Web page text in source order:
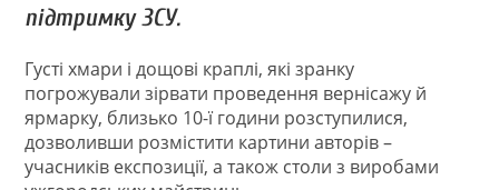
підтримку ЗСУ.
Густі хмари і дощові краплі, які зранку
погрожували зірвати проведення вернісажу й
ярмарку, близько 10-ї години розступилися,
дозволивши розмістити картини авторів –
учасників експозиції, а також столи з виробами